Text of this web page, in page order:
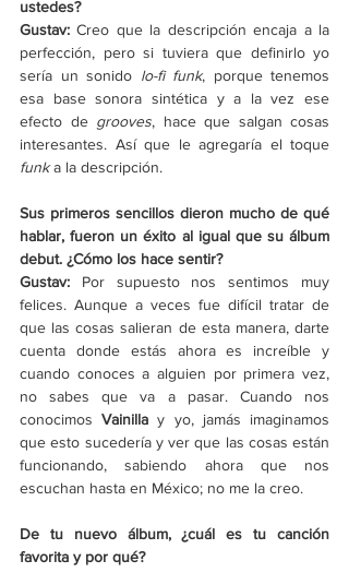
ustedes?
Gustav: Creo que la descripción encaja a la
perfección, pero si tuviera que definirlo yo
sería un sonido lo-fi funk, porque tenemos
esa base sonora sintética y a la vez ese
efecto de grooves, hace que salgan cosas
funk a la descripción.
Sus primeros sencillos dieron mucho de qué
hablar, fueron un éxito al igual que su álbum
debut. ¿Cómo los hace sentir?
Gustav: Por supuesto nos sentimos muy
felices. Aunque a veces fue difícil tratar de
que las cosas salieran de esta manera, darte
cuenta donde estás ahora es increíble y
cuando conoces a alguien por primera vez,
no sabes que va a pasar. Cuando nos
conocimos Vainilla y yo, jamás imaginamos
que esto sucedería y ver que las cosas están
funcionando, sabiendo ahora que nos
escuchan hasta en México; no me la creo.
De tu nuevo álbum, ¿cuál es tu canción
favorita y por qué?